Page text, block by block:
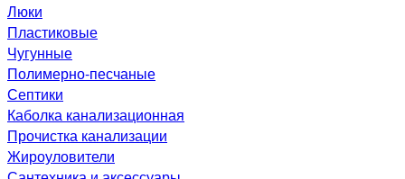
Люки
Пластиковые
Чугунные
Полимерно-песчаные
Септики
Каболка канализационная
Прочистка канализации
Жироуловители